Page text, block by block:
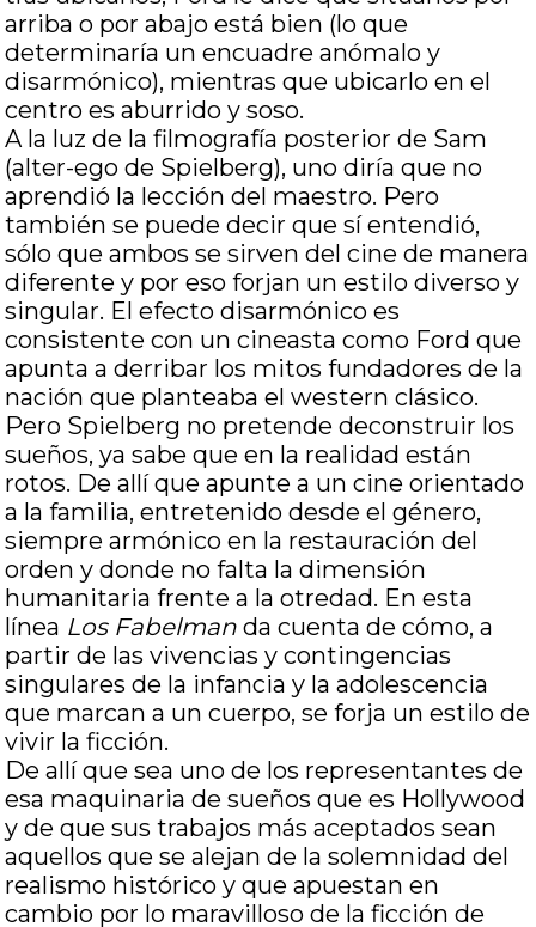
arriba o por abajo está bien (lo que
determinaría un encuadre anómalo y
disarmónico), mientras que ubicarlo en el
centro es aburrido y soso.
A la luz de la filmografía posterior de Sam
(alter-ego de Spielberg), uno diría que no
aprendió la lección del maestro. Pero
también se puede decir que sí entendió,
sólo que ambos se sirven del cine de manera
diferente y por eso forjan un estilo diverso y
singular. El efecto disarmónico es
consistente con un cineasta como Ford que
apunta a derribar los mitos fundadores de la
nación que planteaba el western clásico.
Pero Spielberg no pretende deconstruir los
sueños, ya sabe que en la realidad están
rotos. De allí que apunte a un cine orientado
a la familia, entretenido desde el género,
siempre armónico en la restauración del
orden y donde no falta la dimensión
humanitaria frente a la otredad. En esta
línea Los Fabelman da cuenta de cómo, a
partir de las vivencias y contingencias
singulares de la infancia y la adolescencia
que marcan a un cuerpo, se forja un estilo de
vivir la ficción.
De allí que sea uno de los representantes de
esa maquinaria de sueños que es Hollywood
y de que sus trabajos más aceptados sean
aquellos que se alejan de la solemnidad del
realismo histórico y que apuestan en
cambio por lo maravilloso de la ficción de